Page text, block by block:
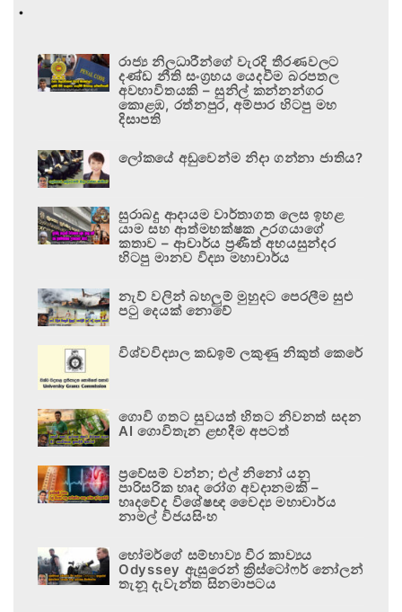
.
රාජ්‍ය නිලධාරීන්ගේ වැරදි තීරණවලට
දණ්ඩ නීති සංග්‍රහය යෙදවීම බරපතල
අවභාවිතයකි – සුනිල් කන්නන්ගර
කොළඹ, රත්නපුර, අම්පාර හිටපු මහ
දිසාපති
ලෝකයේ අඩුවෙන්ම නිදා ගන්නා ජාතිය?
සුරාබදු ආදායම වාර්තාගත ලෙස ඉහළ
යාම සහ ආත්මභක්ෂක උරගයාගේ
කතාව – ආචාර්ය ප්‍රණීත් අභයසුන්දර
හිටපු මානව විද්‍යා මහාචාර්ය
නැව් වලින් බහලුම් මුහුදට පෙරලීම සුළු
පටු දෙයක් නොවේ
විශ්වවිද්‍යාල කඩඉම් ලකුණු නිකුත් කෙරේ
ගොවි ගතට සුවයත් හිතට නිවනත් සදන
AI ගොවිතැන ළඟදීම අපටත්
ප්‍රවේසම් වන්න; එල් නිනෝ යනු
පාරිසරික හෘද රෝග අවදානමකි –
හෘදවේද විශේෂඥ වෛද්‍ය මහාචාර්ය
නාමල් විජයසිංහ
හෝමර්ගේ සම්භාව්‍ය වීර කාව්‍යය
Odyssey ඇසුරෙන් ක්‍රිස්ටෝෆර් නෝලන්
තැනූ දැවැන්ත සිනමාපටය